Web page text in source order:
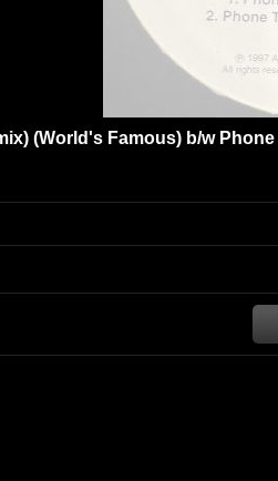
(World's Famous) b/w Phone